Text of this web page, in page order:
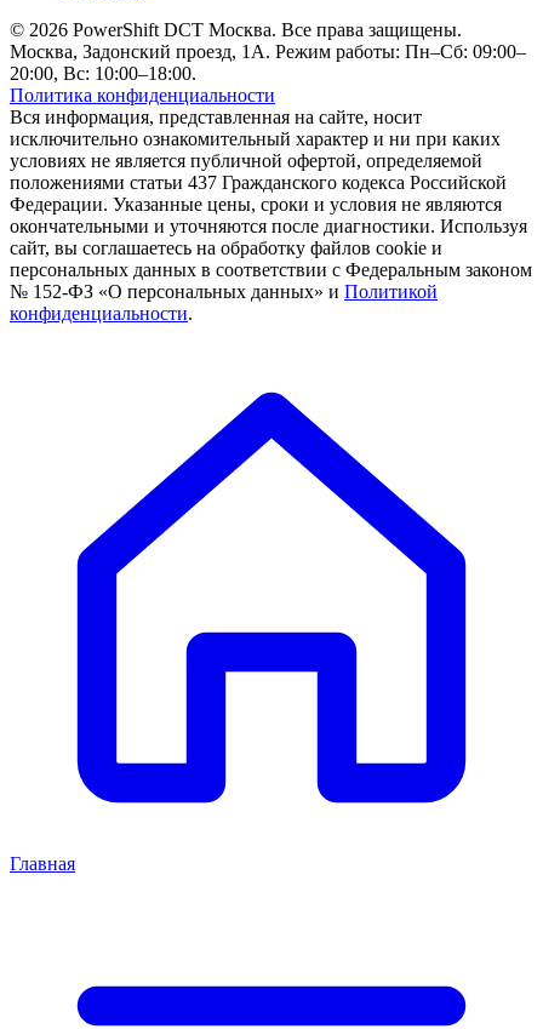
© 2026 PowerShift DCT Москва. Все права защищены.
Москва, Задонский проезд, 1А. Режим работы: Пн–Сб: 09:00–
20:00, Вс: 10:00–18:00.
Политика конфиденциальности
Вся информация, представленная на сайте, носит
исключительно ознакомительный характер и ни при каких
условиях не является публичной офертой, определяемой
положениями статьи 437 Гражданского кодекса Российской
Федерации. Указанные цены, сроки и условия не являются
окончательными и уточняются после диагностики. Используя
сайт, вы соглашаетесь на обработку файлов cookie и
персональных данных в соответствии с Федеральным законом
№ 152-ФЗ «О персональных данных» и Политикой
конфиденциальности.
Главная